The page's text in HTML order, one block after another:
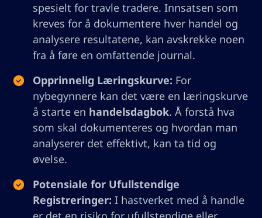
spesielt for travle tradere. Innsatsen som
kreves for å dokumentere hver handel og
analysere resultatene, kan avskrekke noen
fra å føre en omfattende journal.
Opprinnelig Læringskurve: For
nybegynnere kan det være en læringskurve
å starte en handelsdagbok. Å forstå hva
som skal dokumenteres og hvordan man
analyserer det effektivt, kan ta tid og
øvelse.
Potensiale for Ufullstendige
Registreringer: I hastverket med å handle